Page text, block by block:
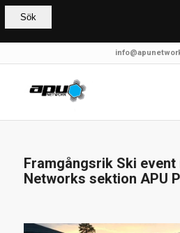
Sök
Framgångsrik Ski event
Networks sektion APU